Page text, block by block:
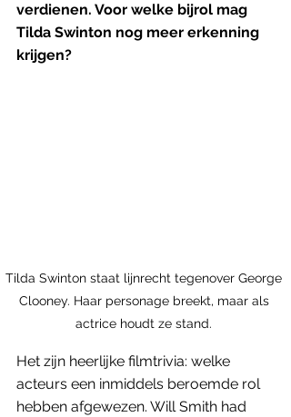
verdienen. Voor welke bijrol mag
Tilda Swinton nog meer erkenning
krijgen?
Tilda Swinton staat lijnrecht tegenover George
Clooney. Haar personage breekt, maar als
actrice houdt ze stand.
Het zijn heerlijke filmtrivia: welke
acteurs een inmiddels beroemde rol
hebben afgewezen. Will Smith had